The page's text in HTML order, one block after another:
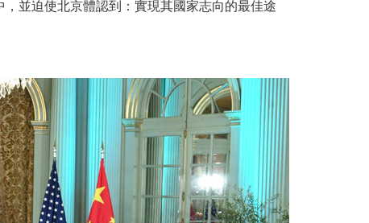
並迫使北京體認到：實現其國家志向的最佳途